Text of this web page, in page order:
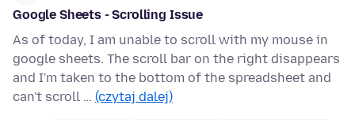
Google Sheets - Scrolling Issue
As of today, I am unable to scroll with my mouse in
google sheets. The scroll bar on the right disappears
and I'm taken to the bottom of the spreadsheet and
can't scroll … (czytaj dalej)